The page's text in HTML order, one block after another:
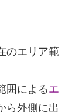
のエリア範
囲によるエ
ら外側に出